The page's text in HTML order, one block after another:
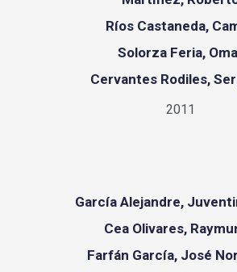
Ríos Castaneda,
Solorza Feria,
Cervantes Rodiles,
2011
García Alejandre,
Cea Olivares,
Farfán García, José